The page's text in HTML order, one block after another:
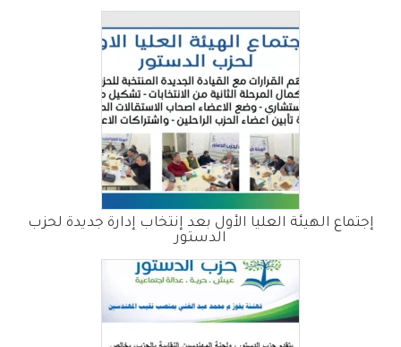
إجتماع الهيئة العليا الأول بعد إنتخاب إدارة جديدة لحزب
الدستور